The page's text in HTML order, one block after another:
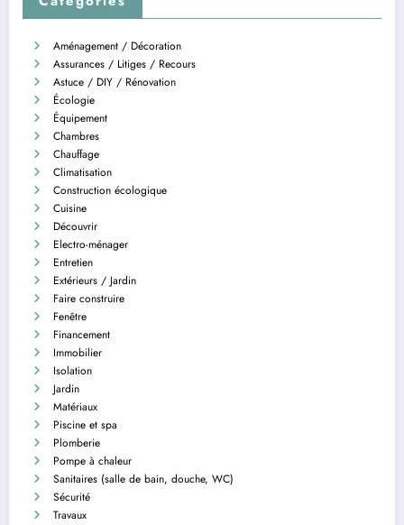
Aménagement / Décoration
Assurances / Litiges / Recours
Astuce / DIY / Rénovation
Écologie
Équipement
Chambres
Chauffage
Climatisation
Construction écologique
Cuisine
Découvrir
Electro-ménager
Entretien
Extérieurs / Jardin
Faire construire
Fenêtre
Financement
Immobilier
Isolation
Jardin
Matériaux
Piscine et spa
Plomberie
Pompe à chaleur
Sanitaires (salle de bain, douche, WC)
Sécurité
Travaux